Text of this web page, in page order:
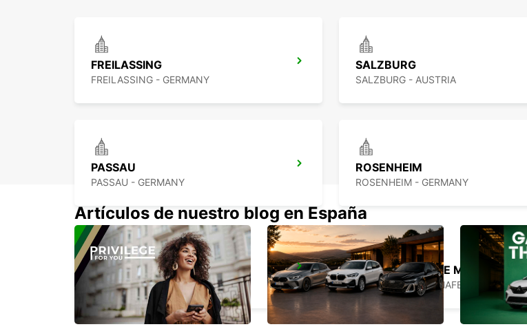
FREILASSING
FREILASSING - GERMANY
SALZBURG
SALZBURG - AUSTRIA
PASSAU
PASSAU - GERMANY
ROSENHEIM
ROSENHEIM - GERMANY
ERDING
ERDING - GERMANY
AEROPUERTO DE MÚNICH
MUENCHEN FLUGHAFEN - GERMANY
Artículos de nuestro blog en España